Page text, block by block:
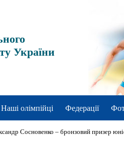
України
Наші олімпійці Федерації
Сосновенко – бронзовий призер